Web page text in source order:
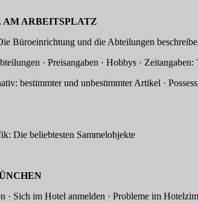
und die Abteilungen beschreiben ·
· Hobbys · Zeitangaben:
unbestimmter Artikel · Possessivartikel
beliebtesten Sammelobjekte
Hotel anmelden · Probleme im